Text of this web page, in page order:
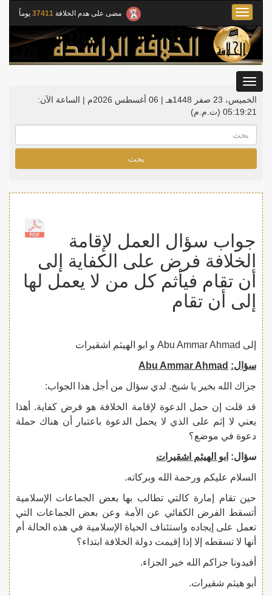
مضى على هدم الخلافة 37411 يوماً
Toggle
navigation
الخميس، 23 صفر 1448هـ | 06 أغسطس 2026م |
الساعة الآن:
05:19:22 (ت.م.م)
بحث
جواب سؤال العمل لإقامة
الخلافة فرض على الكفاية إلى
أن تقام فيأثم كل من لا يعمل لها
إلى أن تقام
إلى Abu Ammar Ahmad و ابو الهيثم اشقيرات
سؤال: Abu Ammar Ahmad
جزاك الله بخير يا شيخ. لدي سؤال من أجل هذا الجواب:
قد قلت إن حمل الدعوة لإقامة الخلافة هو فرض كفاية. أهذا
يعني لا إثم على الذي لا يحمل الدعوة باعتبار أن هناك حملة
دعوة في موضع؟
سؤال: ابو الهيثم اشقيرات
السلام عليكم ورحمة الله وبركاته.
حين تقام إمارة كالتي تطالب بها بعض الجماعات الإسلامية
أتسقط الفرض الكفائي عن الأمة وعن بعض الجماعات التي
تعمل على إيجاده واستئناف الحياة الإسلامية في هذه الحالة أم
أنها لا تسقطه إلا إذا إقيمت دولة الخلافة ابتداء؟
أفيدونا جزاكم الله خير الجزاء.
أبو هيثم شقيرات.